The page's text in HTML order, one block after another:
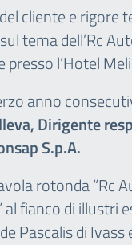
cliente e rigore
tema dell’Rc
l’Hotel
anno
Dirigente
S.p.A.
rotonda “Rc
fianco di illustri
Pascalis di Ivass